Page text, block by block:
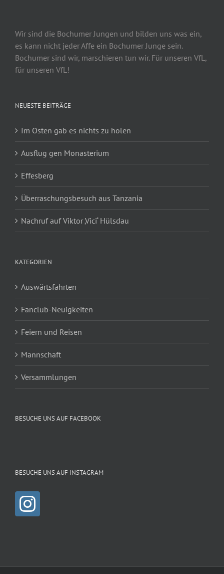
Wir sind die Bochumer Jungen und bilden uns was ein,
es kann nicht jeder Affe ein Bochumer Junge sein.
Bochumer sind wir, marschieren tun wir. Für unseren VfL,
für unseren VfL!
NEUESTE BEITRÄGE
Im Osten gab es nichts zu holen
Ausflug gen Monasterium
Effesberg
Überraschungsbesuch aus Tanzania
Nachruf auf Viktor ‚Vici‘ Hülsdau
KATEGORIEN
Auswärtsfahrten
Fanclub-Neuigkeiten
Feiern und Reisen
Mannschaft
Versammlungen
BESUCHE UNS AUF FACEBOOK
BESUCHE UNS AUF INSTAGRAM